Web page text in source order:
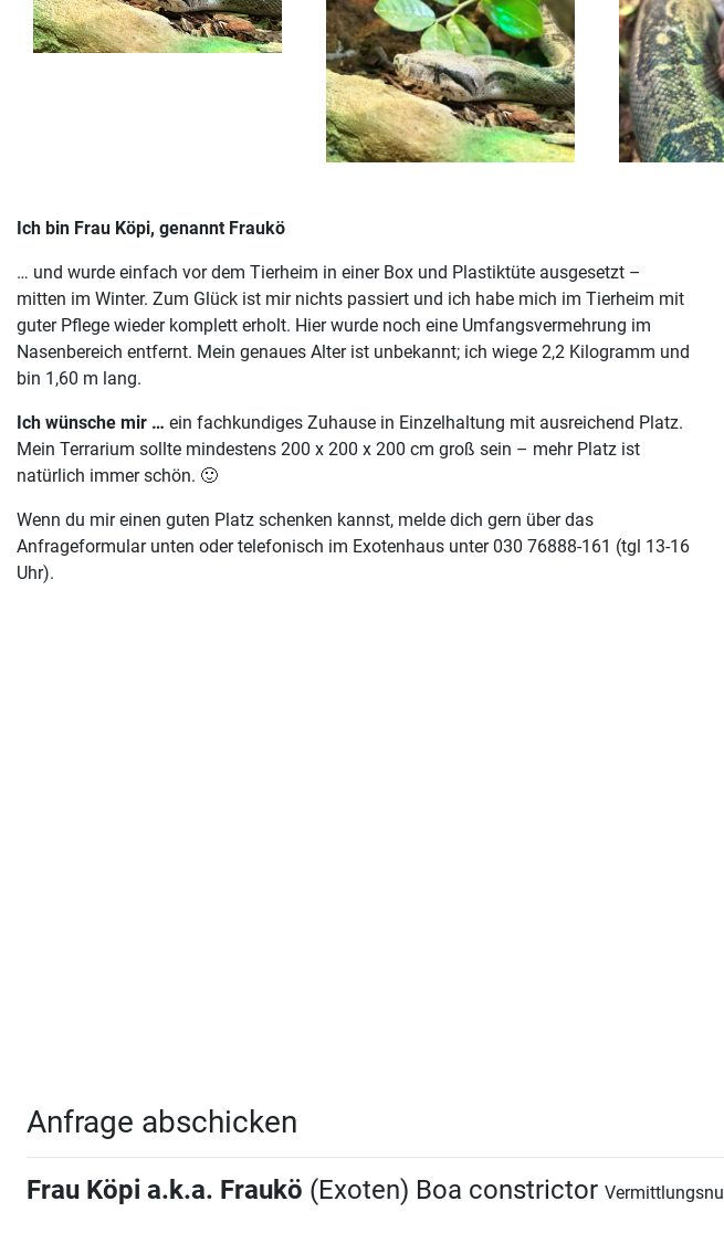
Ich bin Frau Köpi, genannt Fraukö
… und wurde einfach vor dem Tierheim in einer Box und Plastiktüte ausgesetzt –
mitten im Winter. Zum Glück ist mir nichts passiert und ich habe mich im Tierheim mit
guter Pflege wieder komplett erholt. Hier wurde noch eine Umfangsvermehrung im
Nasenbereich entfernt. Mein genaues Alter ist unbekannt; ich wiege 2,2 Kilogramm und
bin 1,60 m lang.
Ich wünsche mir … ein fachkundiges Zuhause in Einzelhaltung mit ausreichend Platz.
Mein Terrarium sollte mindestens 200 x 200 x 200 cm groß sein – mehr Platz ist
natürlich immer schön. 🙂
Wenn du mir einen guten Platz schenken kannst, melde dich gern über das
Anfrageformular unten oder telefonisch im Exotenhaus unter 030 76888-161 (tgl 13-16
Uhr).
Anfrage abschicken
Frau Köpi a.k.a. Fraukö (Exoten) Boa constrictor